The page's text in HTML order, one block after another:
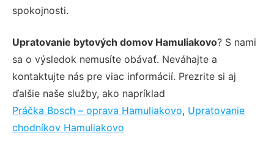
spokojnosti.
Upratovanie bytových domov Hamuliakovo? S nami
sa o výsledok nemusíte obávať. Neváhajte a
kontaktujte nás pre viac informácií. Prezrite si aj
ďalšie naše služby, ako napríklad
Práčka Bosch – oprava Hamuliakovo, Upratovanie
chodníkov Hamuliakovo